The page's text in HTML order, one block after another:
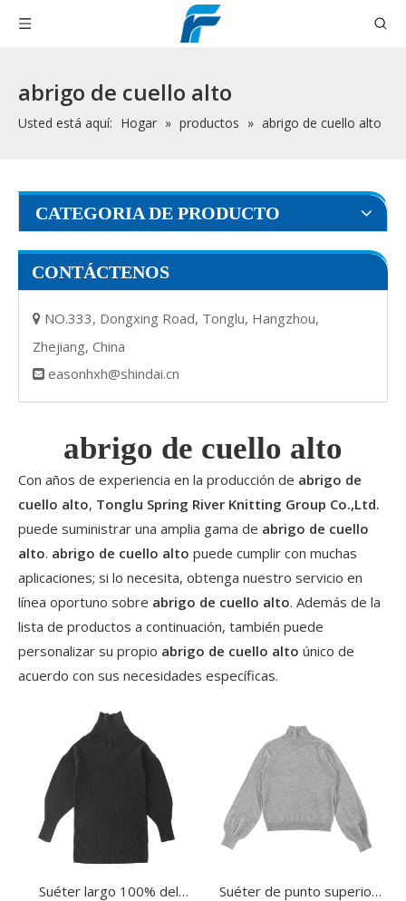
abrigo de cuello alto
Usted está aquí: Hogar » productos » abrigo de cuello alto
CATEGORIA DE PRODUCTO
CONTÁCTENOS
 NO.333, Dongxing Road, Tonglu, Hangzhou,
Zhejiang, China
 easonhxh@shindai.cn
abrigo de cuello alto
Con años de experiencia en la producción de abrigo de
cuello alto, Tonglu Spring River Knitting Group Co.,Ltd.
puede suministrar una amplia gama de abrigo de cuello
alto. abrigo de cuello alto puede cumplir con muchas
aplicaciones; si lo necesita, obtenga nuestro servicio en
línea oportuno sobre abrigo de cuello alto. Además de la
lista de productos a continuación, también puede
personalizar su propio abrigo de cuello alto único de
acuerdo con sus necesidades específicas.
Suéter largo 100% del
Suéter de punto superior